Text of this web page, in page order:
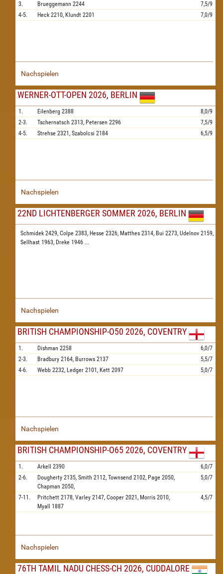
3.
Brueggemann 2244
7,5/9
4-5.
Heck 2210, Klundt 2201 7,0/9
Nachspielen
WERNER-OTT-OPEN 2026, BERLIN
1. Eilenberg 2388
8,0/9
2-3.
Tschernatsch 2313, Petersen 2296
7,5/9
4-5.
Strehse 2321, Szabolcsi 2184 6,5/9
Nachspielen
22ND LICHTENBERGER SOMMER 2026, BERLIN
Schmidek 2429, Colpe 2383, Hesse 2326, Matthes 2314, Bui 2273, Udelnov 2159,
Sellhast 1963, Dreke 1946 ...
Nachspielen
BRITISH CHAMPIONSHIP-O50 2026, COVENTRY
1. Dishman 2258
6,0/7
2-3.
Bradbury 2164, Burrows 2137
5,5/7
4-6.
Webb 2232, Ledger 2101, Kett 2097 5,0/7
Nachspielen
BRITISH CHAMPIONSHIP-O65 2026, COVENTRY
1. Arkell 2390
6,0/7
2-6.
Dougherty 2135, Smith 2112, Townsend 2102, Page 2050,
Chapman 2050,
5,0/7
7-11. Pritchett 2178, Varley 2147, Cooper 2021, Morris 2010,
Myall
1887
4,5/7
Nachspielen
76TH TAMIL NADU CHESS-CH 2026, CUDDALORE